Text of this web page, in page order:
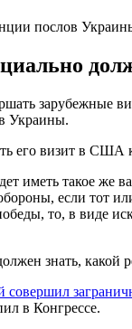
послов
зарубежные
Украины.
его визит в
иметь такое же
если тот или
то, в виде
знать, какой
совершил
в Конгрессе.